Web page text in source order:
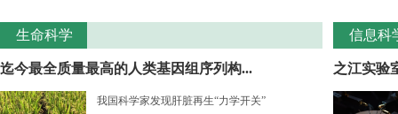
生命科学
迄今最全质量最高的人类基因组序列构...
我国科学家发现肝脏再生“力学开关”
信息科
之江实验